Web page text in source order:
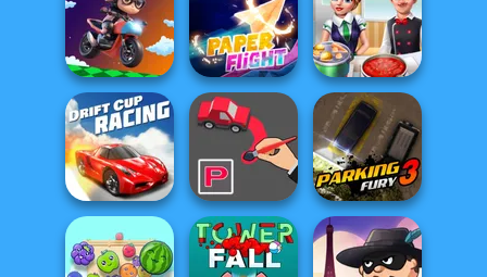
Winter Clash 3D
Jigsaw Puzzle
XMas
Pool Master 3D
Cooking Frenzy
Paper Flight
Moto Boss